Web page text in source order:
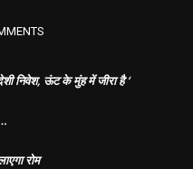
निवेश, ऊंट के मुंह में जीरा है ‘
रोम